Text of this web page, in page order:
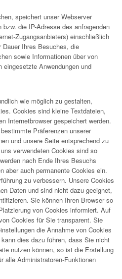
speichert unser Webserver
die IP-Adresse des anfragenden
Zugangsanbieters) einschließlich
Ihres Besuches, die
sowie Informationen über von
Anwendungen und
wie möglich zu gestalten,
Cookies sind kleine Textdateien,
Internetbrowser gespeichert werden.
Präferenzen unserer
und unsere Seite entsprechend zu
verwendeten Cookies sind so
nach Ende Ihres Besuchs
aber auch permanente Cookies ein.
zu verbessern. Unsere Cookies
Daten und sind nicht dazu geeignet,
Sie können Ihren Browser so
von Cookies informiert. Auf
Cookies für Sie transparent. Sie
die Annahme von Cookies
dies dazu führen, dass Sie nicht
nutzen können, so ist die Erstellung
alle Administratoren-Funktionen